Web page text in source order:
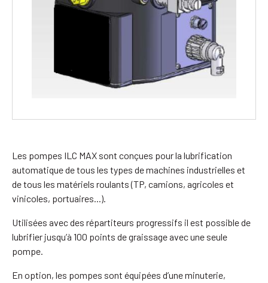
Les pompes ILC MAX sont conçues pour la lubrification
automatique de tous les types de machines industrielles et
de tous les matériels roulants (TP, camions, agricoles et
vinicoles, portuaires...).
Utilisées avec des répartiteurs progressifs il est possible de
lubrifier jusqu’à 100 points de graissage avec une seule
pompe.
En option, les pompes sont équipées d’une minuterie,